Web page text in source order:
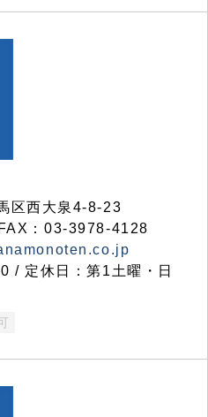
区西大泉4-8-23
：03-3978-4128
/ 定休日：第1土曜・日